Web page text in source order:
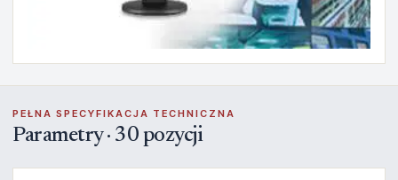
PEŁNA SPECYFIKACJA TECHNICZNA
Parametry · 30 pozycji